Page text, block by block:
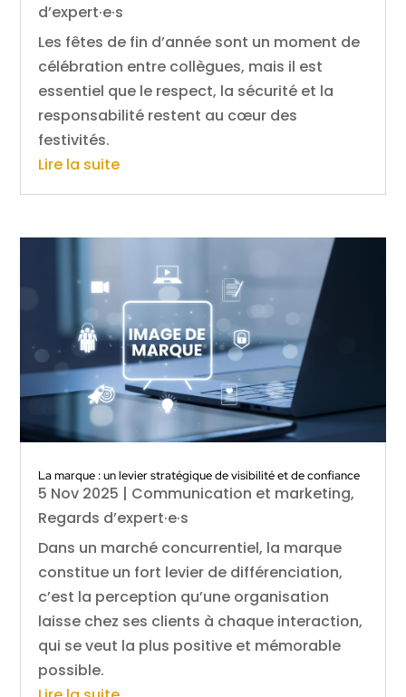
d’expert·e·s
Les fêtes de fin d’année sont un moment de
célébration entre collègues, mais il est
essentiel que le respect, la sécurité et la
responsabilité restent au cœur des
festivités.
Lire la suite
La marque : un levier stratégique de visibilité et de confiance
5 Nov 2025 | Communication et marketing,
Regards d’expert·e·s
Dans un marché concurrentiel, la marque
constitue un fort levier de différenciation,
c’est la perception qu’une organisation
laisse chez ses clients à chaque interaction,
qui se veut la plus positive et mémorable
possible.